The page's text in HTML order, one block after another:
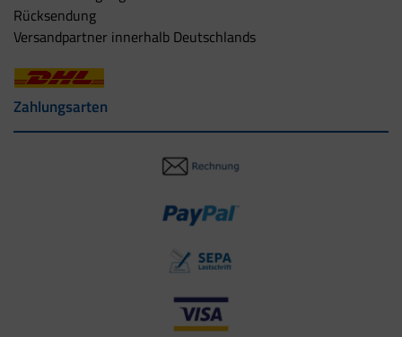
Rücksendung
Versandpartner innerhalb Deutschlands
Zahlungsarten